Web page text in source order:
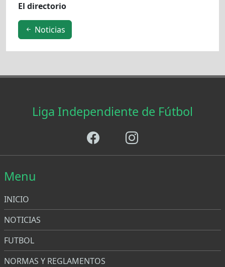
El directorio
Noticias
Liga Independiente de Fútbol
Menu
INICIO
NOTICIAS
FUTBOL
NORMAS Y REGLAMENTOS